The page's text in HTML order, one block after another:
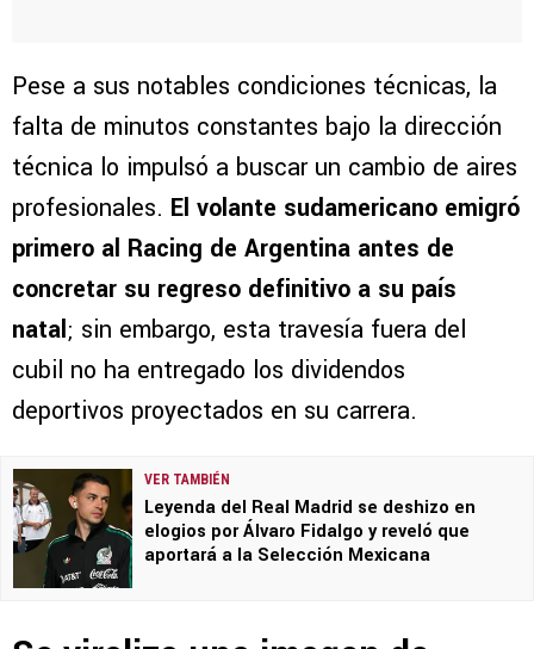
Pese a sus notables condiciones técnicas, la
falta de minutos constantes bajo la dirección
técnica lo impulsó a buscar un cambio de aires
profesionales. El volante sudamericano emigró
primero al Racing de Argentina antes de
concretar su regreso definitivo a su país
natal; sin embargo, esta travesía fuera del
cubil no ha entregado los dividendos
deportivos proyectados en su carrera.
VER TAMBIÉN
Leyenda del Real Madrid se deshizo en
elogios por Álvaro Fidalgo y reveló que
aportará a la Selección Mexicana